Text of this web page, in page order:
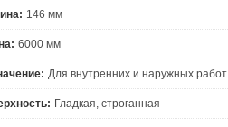
146 мм
6000 мм
Для внутренних и наружных работ
Гладкая, строганная